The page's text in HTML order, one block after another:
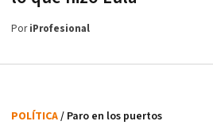
PoriProfesional
POLÍTICA/ Paro en los puertos